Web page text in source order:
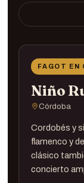
FAGOT EN
Niño
Córdoba
Cordobés y
flamenco y
clásico
concierto